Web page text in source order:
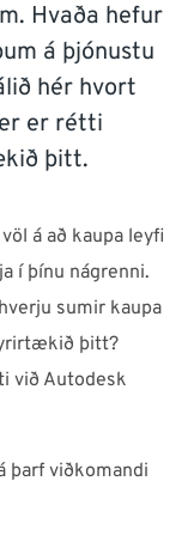
Norge
Hvaða hefur
á þjónustu
hér hvort
er rétti
þitt.
á að kaupa leyfi
í þínu nágrenni.
sumir kaupa
þitt?
við Autodesk
þarf viðkomandi